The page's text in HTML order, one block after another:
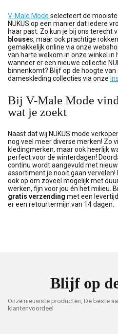
V-Male Mode selecteert de
NUKUS op een manier dat iedere
haar past. Zo kun je bij ons terecht
blouses, maar ook prachtige
gemakkelijk online via onze
van harte welkom in onze winkel in
wanneer er een nieuwe collectie
binnenkomt? Blijf op de hoogte van
dameskleding collecties via onze
Bij V-Male Mode
wat je zoekt
Naast dat wij NUKUS mode
nog veel meer diverse merken! Zo
kledingmerken, maar ook heerlijk
perfect voor de winterdagen!
continu wordt aangevuld met
assortiment je nooit gaan
ook op om zoveel mogelijk met
werken, fijn voor jou én het milieu.
gratis verzending met een
er een retourtermijn van 14 dagen.
Blijf op
Onze nieuwste producten, De beste
klantenvoordeel